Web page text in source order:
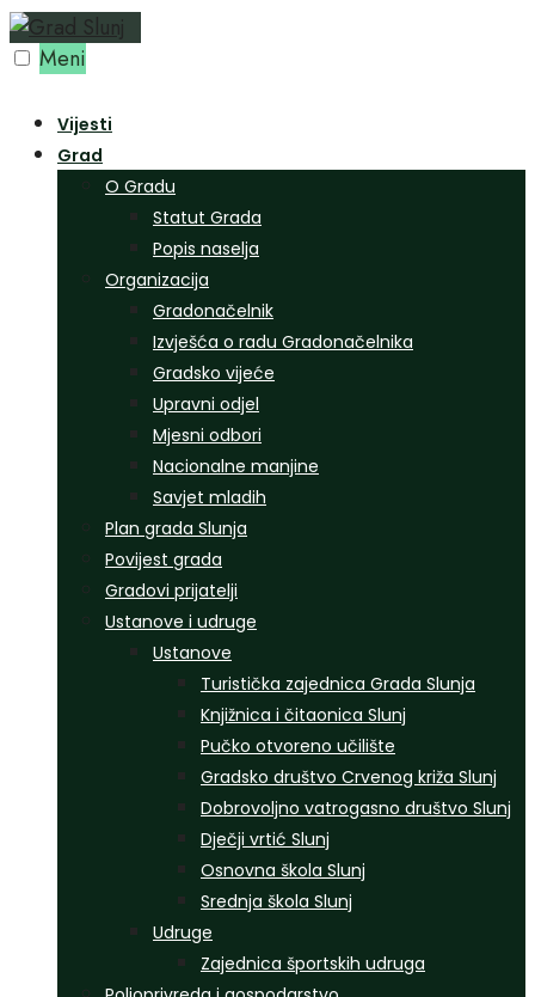
Preskoči
na Meni
Vijesti
Grad
O Gradu
Statut Grada
Popis naselja
Organizacija
Gradonačelnik
Izvješća o radu Gradonačelnika
Gradsko vijeće
Upravni odjel
Mjesni odbori
Nacionalne manjine
Savjet mladih
Plan grada Slunja
Povijest grada
Gradovi prijatelji
Ustanove i udruge
Ustanove
Turistička zajednica Grada Slunja
Knjižnica i čitaonica Slunj
Pučko otvoreno učilište
Gradsko društvo Crvenog križa Slunj
Dobrovoljno vatrogasno društvo Slunj
Dječji vrtić Slunj
Osnovna škola Slunj
Srednja škola Slunj
Udruge
Zajednica športskih udruga